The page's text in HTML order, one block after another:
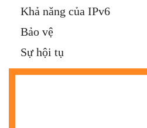
Khả năng của IPv6
Bảo vệ
Sự hội tụ